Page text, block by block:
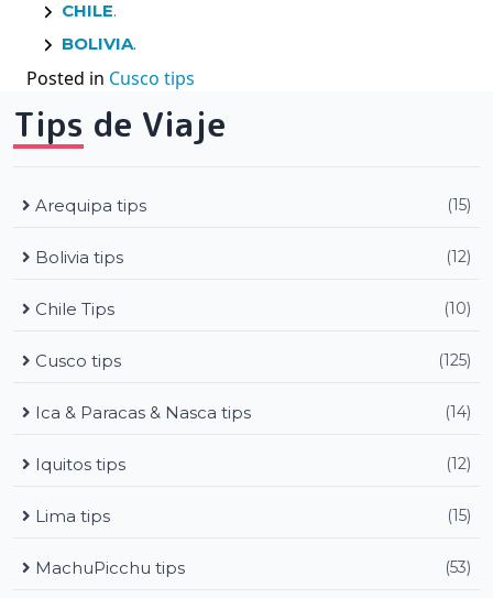
CHILE.
BOLIVIA.
Posted in Cusco tips
Tips de Viaje
Arequipa tips (15)
Bolivia tips (12)
Chile Tips (10)
Cusco tips (125)
Ica & Paracas & Nasca tips (14)
Iquitos tips (12)
Lima tips (15)
MachuPicchu tips (53)